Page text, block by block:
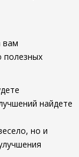
вам
полезных
найдете
но и